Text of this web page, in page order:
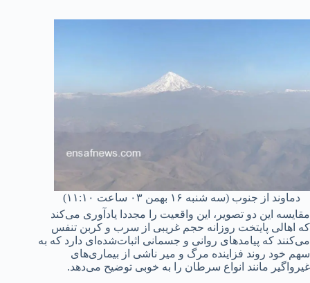
دماوند از جنوب (سه شنبه ۱۶ بهمن ۰۳ ساعت ۱۱:۱۰)
مقایسه این دو تصویر، این واقعیت را مجددا یادآوری می‌کند
که اهالی پایتخت روزانه حجم غریبی از سرب و کربن تنفس
می‌کنند که پیامدهای روانی و جسمانی اثبات‌شده‌ای دارد که به
سهم خود روند فزاینده مرگ و میر ناشی از بیماری‌های
غیرواگیر مانند انواع سرطان را به خوبی توضیح می‌دهد.